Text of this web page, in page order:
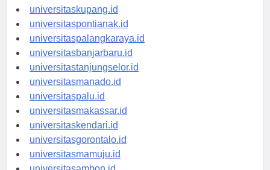
universitasdenpasar.id
universitaskupang.id
universitaspontianak.id
universitaspalangkaraya.id
universitasbanjarbaru.id
universitastanjungselor.id
universitasmanado.id
universitaspalu.id
universitasmakassar.id
universitaskendari.id
universitasgorontalo.id
universitasmamuju.id